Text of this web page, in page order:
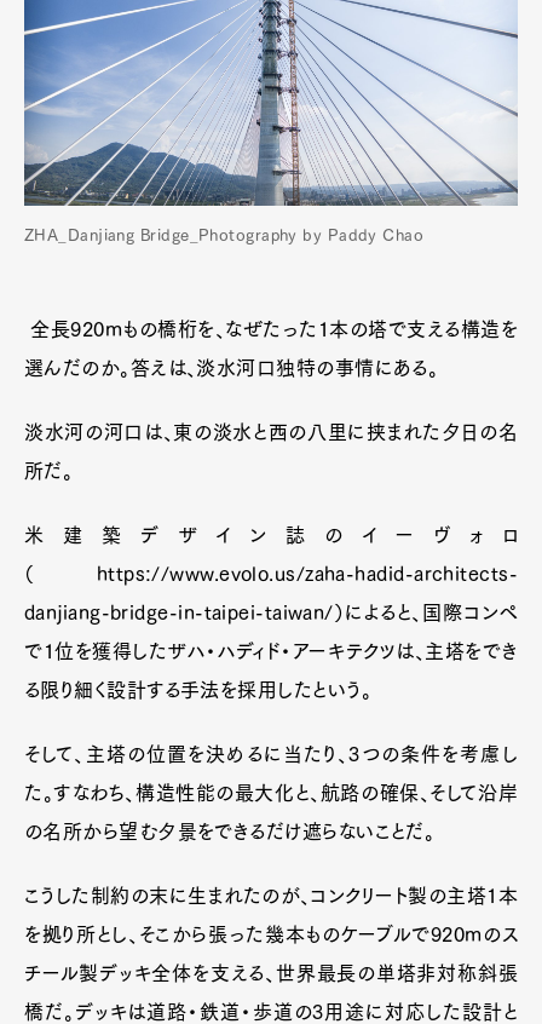
ZHA_Danjiang Bridge_Photography by Paddy Chao
全長920mもの橋桁を、なぜたった1本の塔で支える構造を
選んだのか。答えは、淡水河口独特の事情にある。
淡水河の河口は、東の淡水と西の八里に挟まれた夕日の名
所だ。
米建築デザイン誌のイーヴォロ
（https://www.evolo.us/zaha-hadid-architects-
danjiang-bridge-in-taipei-taiwan/）によると、国際コンペ
で1位を獲得したザハ・ハディド・アーキテクツは、主塔をでき
る限り細く設計する手法を採用したという。
そして、主塔の位置を決めるに当たり、3つの条件を考慮し
た。すなわち、構造性能の最大化と、航路の確保、そして沿岸
の名所から望む夕景をできるだけ遮らないことだ。
こうした制約の末に生まれたのが、コンクリート製の主塔1本
を拠り所とし、そこから張った幾本ものケーブルで920mのス
チール製デッキ全体を支える、世界最長の単塔非対称斜張
橋だ。デッキは道路・鉄道・歩道の3用途に対応した設計と